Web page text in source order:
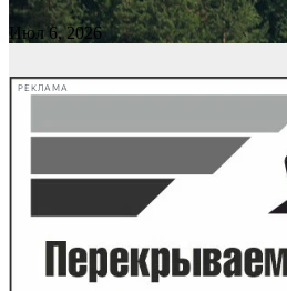
Июл 6, 2026
РЕКЛАМА